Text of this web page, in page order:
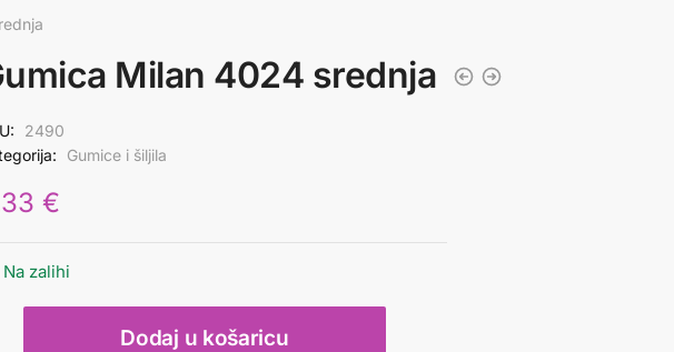
Milan 4024 srednja
2490
Gumice i šiljila
€
Na zalihi
Dodaj u košaricu